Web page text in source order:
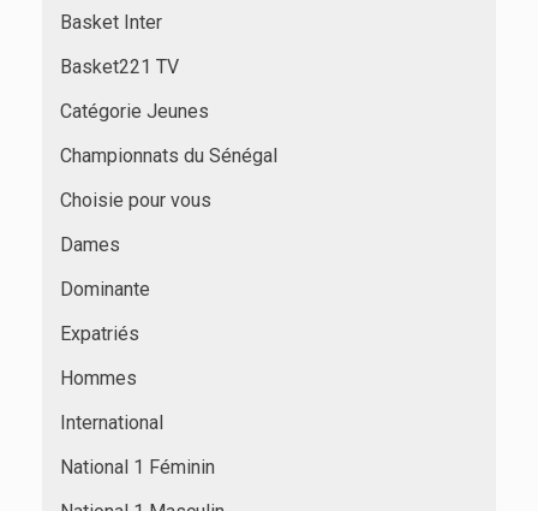
Basket Inter
Basket221 TV
Catégorie Jeunes
Championnats du Sénégal
Choisie pour vous
Dames
Dominante
Expatriés
Hommes
International
National 1 Féminin